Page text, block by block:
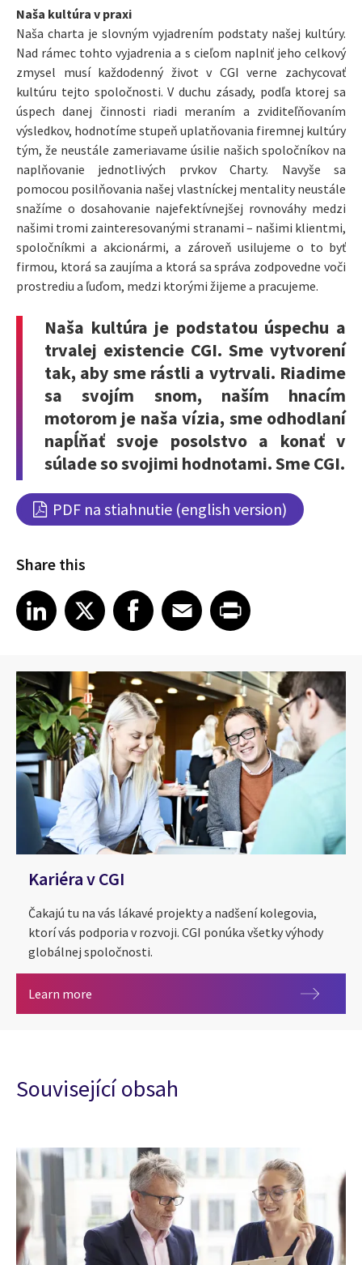
Naša kultúra v praxi
Naša charta je slovným vyjadrením podstaty našej kultúry.
Nad rámec tohto vyjadrenia a s cieľom naplniť jeho celkový
zmysel musí každodenný život v CGI verne zachycovať
kultúru tejto spoločnosti. V duchu zásady, podľa ktorej sa
úspech danej činnosti riadi meraním a zviditeľňovaním
výsledkov, hodnotíme stupeň uplatňovania firemnej kultúry
tým, že neustále zameriavame úsilie našich spoločníkov na
naplňovanie jednotlivých prvkov Charty. Navyše sa
pomocou posilňovania našej vlastníckej mentality neustále
snažíme o dosahovanie najefektívnejšej rovnováhy medzi
našimi tromi zainteresovanými stranami – našimi klientmi,
spoločníkmi a akcionármi, a zároveň usilujeme o to byť
firmou, ktorá sa zaujíma a ktorá sa správa zodpovedne voči
prostrediu a ľuďom, medzi ktorými žijeme a pracujeme.
Naša kultúra je podstatou úspechu a
trvalej existencie CGI. Sme vytvorení
tak, aby sme rástli a vytrvali. Riadime
sa svojím snom, naším hnacím
motorom je naša vízia, sme odhodlaní
napĺňať svoje posolstvo a konať v
súlade so svojimi hodnotami. Sme CGI.
PDF na stiahnutie (english version)
Share this
Share article on LinkedIn
LinkedIn
Share article on XShare article on Facebook
Facebook
Share article on Email
EmailShare article on Print
Kariéra v CGI
Čakajú tu na vás lákavé projekty a nadšení kolegovia,
ktorí vás podporia v rozvoji. CGI ponúka všetky výhody
globálnej spoločnosti.
Learn more
Související obsah